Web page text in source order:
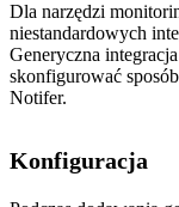
Dla narzędzi
niestandardowych
Generyczna
skonfigurować
Notifer.
Konfiguracja